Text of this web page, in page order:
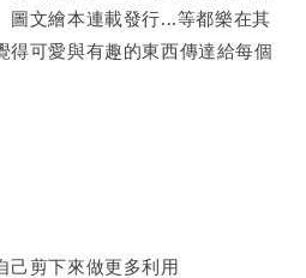
圖文繪本連載發行...等都樂在其
得可愛與有趣的東西傳達給每個
己剪下來做更多利用